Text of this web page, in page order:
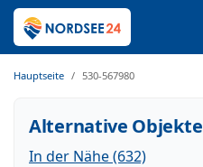
Hauptseite 530-567980
Alternative Objekte
In der Nähe (632)